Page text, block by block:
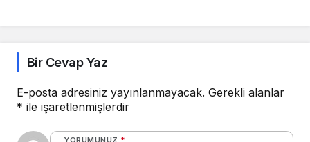
Bir Cevap Yaz
E-posta adresiniz yayınlanmayacak. Gerekli alanlar
* ile işaretlenmişlerdir
YORUMUNUZ *